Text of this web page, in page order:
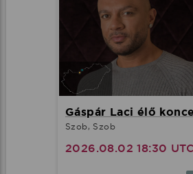
Gáspár Laci élő
Szob, Szob
2026.08.02 18:30